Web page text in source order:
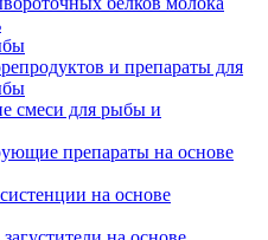
и препараты для
смеси для рыбы и
препараты на основе
на основе